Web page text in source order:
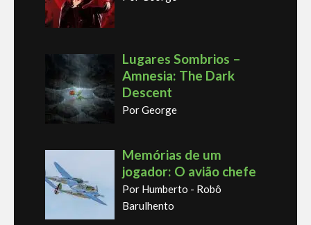
Lugares Sombrios –
Amnesia: The Dark
Descent
Por George
Memórias de um
jogador: O avião chefe
Por Humberto - Robô
Barulhento